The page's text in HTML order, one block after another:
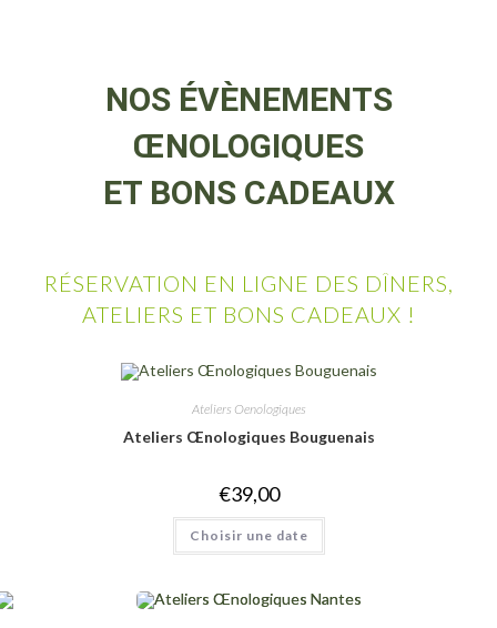
NOS ÉVÈNEMENTS
ŒNOLOGIQUES
ET BONS CADEAUX
RÉSERVATION EN LIGNE DES DÎNERS,
ATELIERS ET BONS CADEAUX !
Ateliers Oenologiques
Ateliers Œnologiques Bouguenais
€39,00
Choisir une date
Ce
a
Les